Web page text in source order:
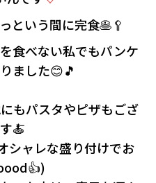
という間に完食🥞🥄
食べない私でもパンケ
ました😊🎵
もパスタやピザもござ
🍝
シャレな盛り付けでお